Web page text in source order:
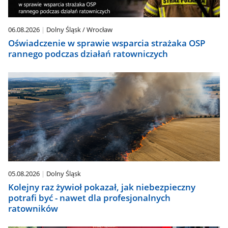
automatycznie.
06.08.2026 Dolny Śląsk / Wrocław
Oświadczenie w sprawie wsparcia strażaka OSP
rannego podczas działań ratowniczych
05.08.2026 Dolny Śląsk
Kolejny raz żywioł pokazał, jak niebezpieczny
potrafi być - nawet dla profesjonalnych
ratowników